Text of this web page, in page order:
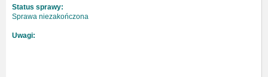
Status sprawy:
Sprawa niezakończona
Uwagi: